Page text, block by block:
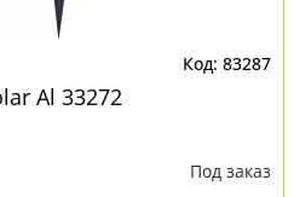
83287
Al 33272
Под заказ